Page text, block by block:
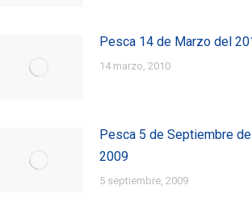
Pesca 14 de Marzo del
14 marzo, 2010
Pesca 5 de Septiembre
2009
5 septiembre, 2009